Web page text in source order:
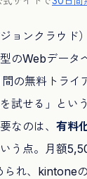
ョンクラウド
のWebデータ
の無料トライ
試せる」とい
なのは、 有料
う点。月額
られ、kintone